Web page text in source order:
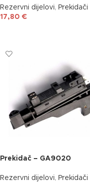
Rezervni dijelovi, Prekidači
17,80 €
Prekidač – GA9020
Rezervni dijelovi, Prekidači